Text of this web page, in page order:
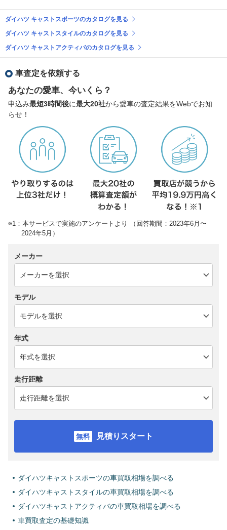
ダイハツ キャストスポーツのカタログを見る
ダイハツ キャストスタイルのカタログを見る
ダイハツ キャストアクティバのカタログを見る
車査定を依頼する
あなたの愛車、今いくら？
申込み最短3時間後に最大20社から愛車の査定結果をWebでお知
らせ！
※1：本サービスで実施のアンケートより （回答期間：2023年6月〜
2024年5月）
メーカー
モデル
年式
走行距離
見積りスタート
ダイハツキャストスポーツの車買取相場を調べる
ダイハツキャストスタイルの車買取相場を調べる
ダイハツキャストアクティバの車買取相場を調べる
車買取査定の基礎知識